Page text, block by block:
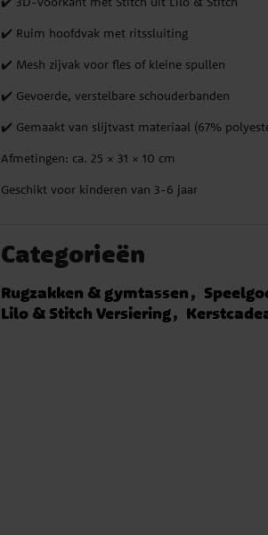
✔️ Ruim hoofdvak met ritssluiting
✔️ Mesh zijvak voor fles of kleine spullen
✔️ Gevoerde, verstelbare schouderbanden
✔️ Gemaakt van slijtvast materiaal (67%
Afmetingen: ca. 25 × 31 × 10 cm
Geschikt voor kinderen van 3-6 jaar
Categorieën
Rugzakken & gymtassen
Lilo & Stitch Versiering